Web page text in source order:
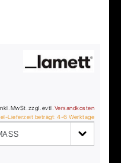
MwSt. zzgl. evtl. Versandkosten
Lieferzeit beträgt: 4-6 Werktage